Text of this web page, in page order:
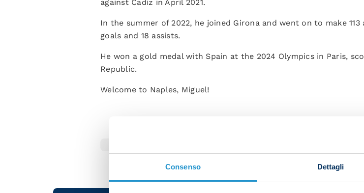
Consenso Dettagli
against Cadiz in April 2021.
In the summer of 2022, he joined Girona and went on to make
goals and 18 assists.
He won a gold medal with Spain at the 2024 Olympics in Paris,
Republic.
Welcome to Naples, Miguel!